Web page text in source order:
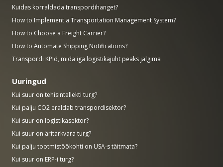
Kuidas korraldada transpordihanget?
How to Implement a Transportation Management System?
How to Choose a Freight Carrier?
How to Automate Shipping Notifications?
Transpordi KPId, mida iga logistikajuht peaks jälgima
Uuringud
Kui suur on tehisintellekti turg?
Kui palju CO2 eraldab transpordisektor?
Kui suur on logistikasektor?
Kui suur on äritarkvara turg?
Kui palju tootmistöökohti on USA-s täitmata?
Kui suur on ERP-i turg?